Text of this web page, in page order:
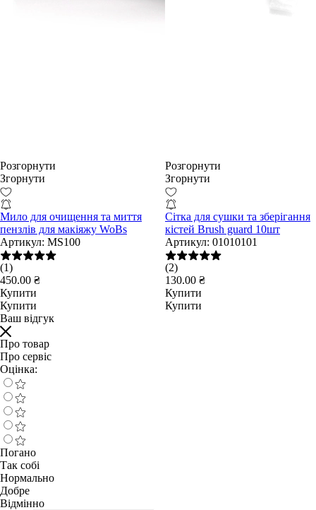
Розгорнути
Згорнути
Мило для очищення та миття
пензлів для макіяжу WoBs
Артикул: MS100
(1)
450.00 ₴
Купити
Купити
Розгорнути
Згорнути
Сітка для сушки та зберігання
кістей Brush guard 10шт
Артикул: 01010101
(2)
130.00 ₴
Купити
Купити
Ваш відгук
Про товар
Про сервіс
Оцінка:
Погано
Так собі
Нормально
Добре
Відмінно